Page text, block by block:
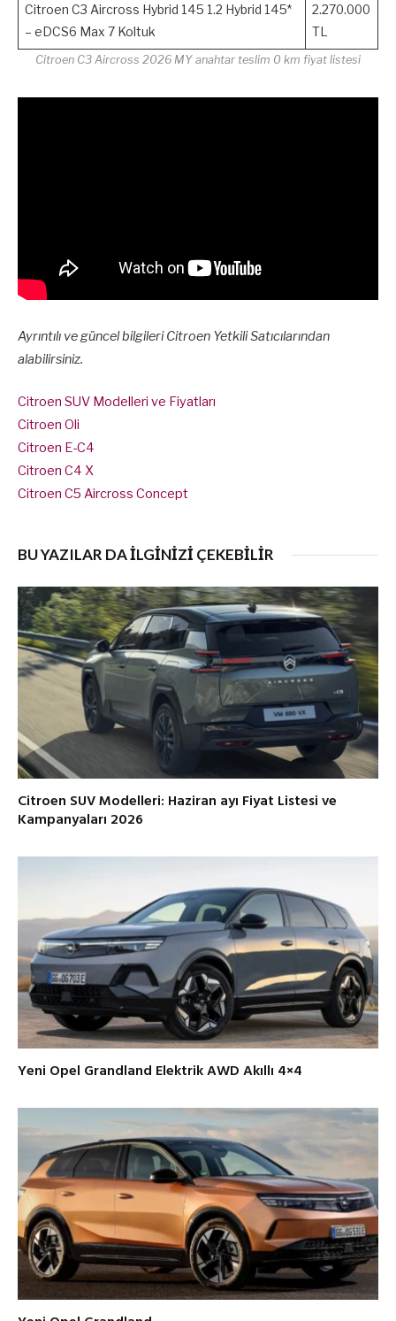
Citroen C3 Aircross Hybrid 145 1.2 Hybrid 145*
– eDCS6 Max 7 Koltuk
2.270.000
TL
Citroen C3 Aircross 2026 MY anahtar teslim 0 km fiyat listesi
Ayrıntılı ve güncel bilgileri Citroen Yetkili Satıcılarından
alabilirsiniz.
Citroen SUV Modelleri ve Fiyatları
Citroen Oli
Citroen E-C4
Citroen C4 X
Citroen C5 Aircross Concept
BU YAZILAR DA İLGİNİZİ ÇEKEBİLİR
Citroen SUV Modelleri: Haziran ayı Fiyat Listesi ve
Kampanyaları 2026
Yeni Opel Grandland Elektrik AWD Akıllı 4×4